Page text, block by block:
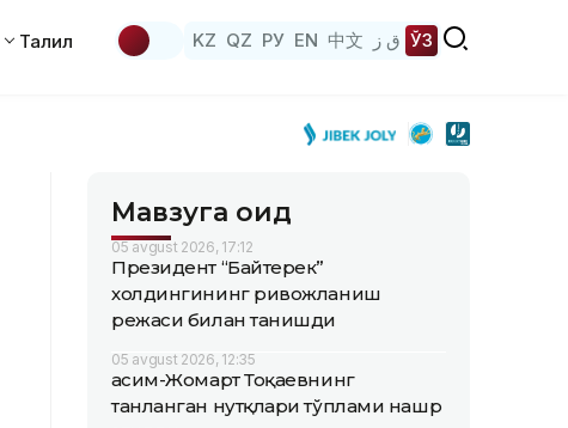
Таҳлил KZ QZ РУ EN 中文 ق ز ЎЗ
Мавзуга оид
05 avgust 2026, 17:12
Президент “Байтерек”
холдингининг ривожланиш
режаси билан танишди
05 avgust 2026, 12:35
Қасим-Жомарт Тоқаевнинг
танланган нутқлари тўплами нашр